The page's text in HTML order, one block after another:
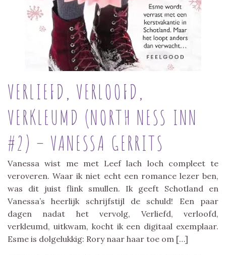
VERLIEFD, VERLOOFD,
VERKLEUMD (NORTH NESS INN
#2) – VANESSA GERRITS
Vanessa wist me met Leef lach loch compleet te
veroveren. Waar ik niet echt een romance lezer ben,
was dit juist flink smullen. Ik geeft Schotland en
Vanessa’s heerlijk schrijfstijl de schuld! Een paar
dagen nadat het vervolg, Verliefd, verloofd,
verkleumd, uitkwam, kocht ik een digitaal exemplaar.
Esme is dolgelukkig: Rory naar haar toe om […]